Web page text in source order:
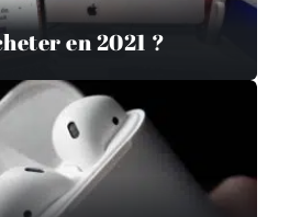
en 2021 ?